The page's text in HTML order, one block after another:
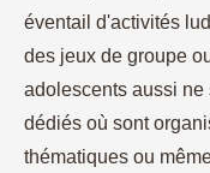
éventail d'activités
des jeux de groupe
adolescents aussi
dédiés où sont
thématiques ou